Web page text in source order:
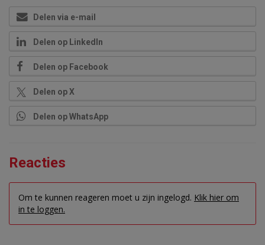
Delen via e-mail
Delen op LinkedIn
Delen op Facebook
Delen op X
Delen op WhatsApp
Reacties
Om te kunnen reageren moet u zijn ingelogd. Klik hier om
in te loggen.